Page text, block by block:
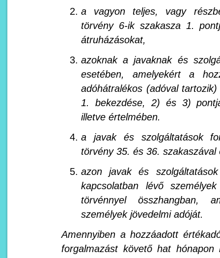
a vagyon teljes, vagy
törvény 6-ik szakasza 1.
átruházásokat,
azoknak a javaknak és
esetében, amelyekért a
adóhátralékos (adóval
1. bekezdése, 2) és 3)
illetve értelmében.
a javak és szolgáltatások
törvény 35. és 36. szakaszával
azon javak és
kapcsolatban lévő
törvénnyel összhangban,
személyek jövedelmi adóját.
Amennyiben a hozzáadott
forgalmazást követő hat